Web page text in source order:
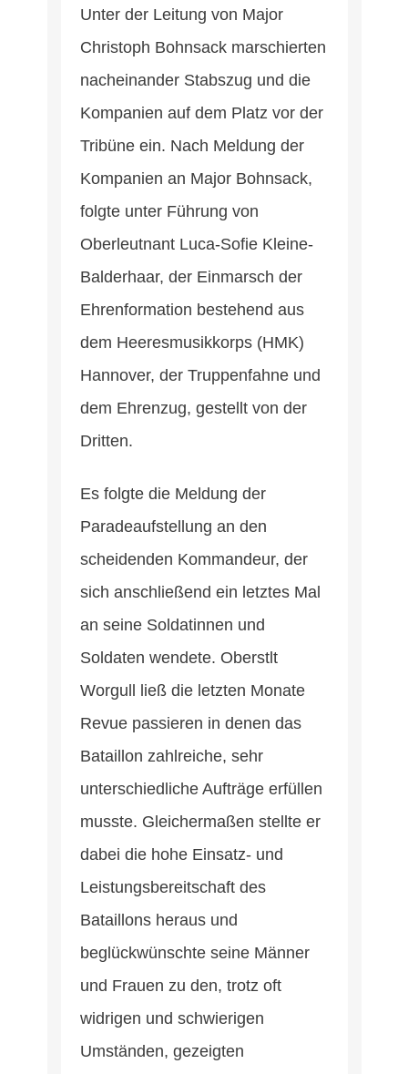
Unter der Leitung von Major
Christoph Bohnsack marschierten
nacheinander Stabszug und die
Kompanien auf dem Platz vor der
Tribüne ein. Nach Meldung der
Kompanien an Major Bohnsack,
folgte unter Führung von
Oberleutnant Luca-Sofie Kleine-
Balderhaar, der Einmarsch der
Ehrenformation bestehend aus
dem Heeresmusikkorps (HMK)
Hannover, der Truppenfahne und
dem Ehrenzug, gestellt von der
Dritten.
Es folgte die Meldung der
Paradeaufstellung an den
scheidenden Kommandeur, der
sich anschließend ein letztes Mal
an seine Soldatinnen und
Soldaten wendete. Oberstlt
Worgull ließ die letzten Monate
Revue passieren in denen das
Bataillon zahlreiche, sehr
unterschiedliche Aufträge erfüllen
musste. Gleichermaßen stellte er
dabei die hohe Einsatz- und
Leistungsbereitschaft des
Bataillons heraus und
beglückwünschte seine Männer
und Frauen zu den, trotz oft
widrigen und schwierigen
Umständen, gezeigten